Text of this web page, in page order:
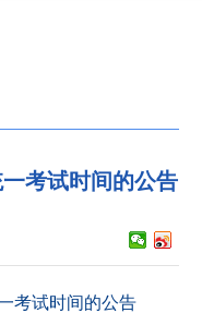
考试时间的公告
考试时间的公告